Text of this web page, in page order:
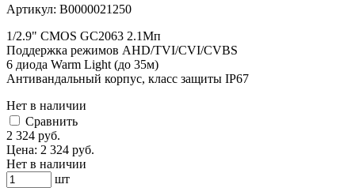
Артикул: В0000021250
1/2.9" CMOS GC2063 2.1Мп
Поддержка режимов AHD/TVI/CVI/CVBS
6 диода Warm Light (до 35м)
Антивандальный корпус, класс защиты IP67
Нет в наличии
Cравнить
2 324 руб.
Цена: 2 324 руб.
Нет в наличии
шт